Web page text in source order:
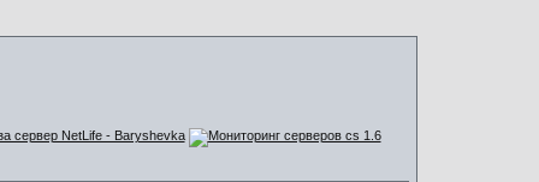
сервер NetLife - Baryshevka